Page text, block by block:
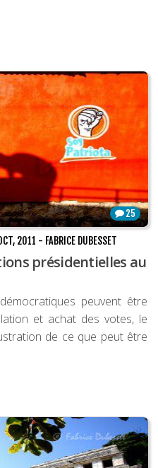
25
2011 - FABRICE DUBESSET
présidentielles au
peuvent être
et achat des votes, le
de ce que peut être